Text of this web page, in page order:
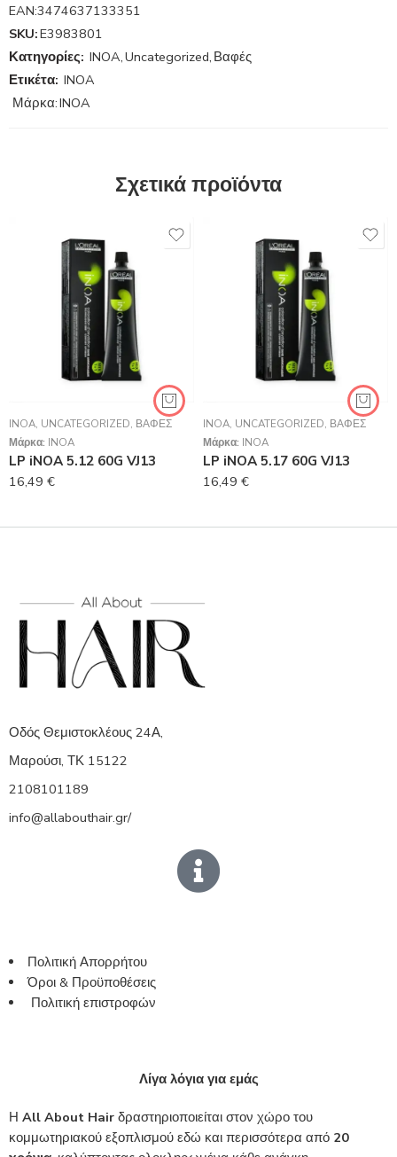
EAN:3474637133351
SKU:E3983801
Κατηγορίες: INOA,Uncategorized, Βαφές
Ετικέτα: INOA
Μάρκα:INOA
Σχετικά προϊόντα
INOA, UNCATEGORIZED, ΒΑΦΈΣ
Μάρκα: INOA
LP iNOA 5.12 60G VJ13
16,49 €
INOA, UNCATEGORIZED, ΒΑΦΈΣ
Μάρκα: INOA
LP iNOA 5.17 60G VJ13
16,49 €
Οδός Θεμιστοκλέους 24Α,
Μαρούσι, ΤΚ 15122
2108101189
info@allabouthair.gr/
Πολιτική Απορρήτου
Όροι & Προϋποθέσεις
Πολιτική επιστροφών
Λίγα λόγια για εμάς
Η All About Hair δραστηριοποιείται στον χώρο του
κομμωτηριακού εξοπλισμού εδώ και περισσότερα από 20